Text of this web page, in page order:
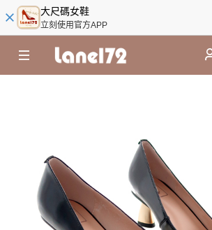
大尺碼女鞋
立刻使用官方APP